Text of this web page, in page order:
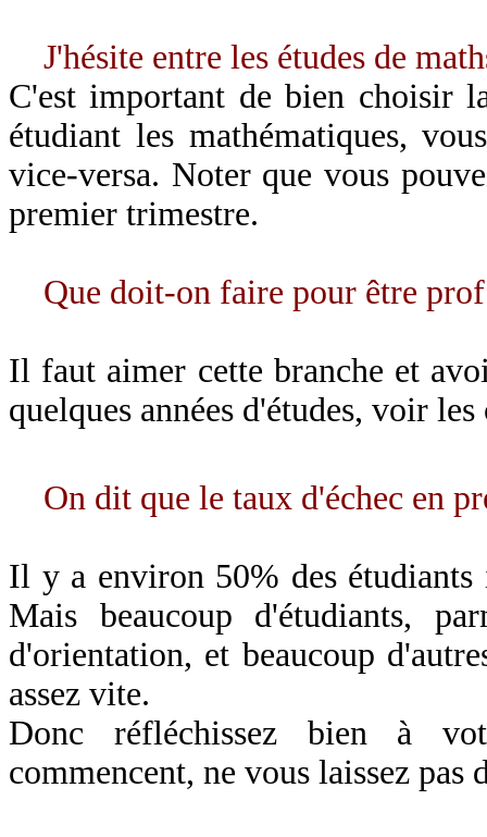
J'hésite entre les études de
C'est important de bien choisir
étudiant les mathématiques,
vice-versa. Noter que vous
premier trimestre.
Que doit-on faire pour être
Il faut aimer cette branche et
quelques années d'études, voir
On dit que le taux d'échec en
Il y a environ 50% des étudiants
Mais beaucoup d'étudiants,
d'orientation, et beaucoup
assez vite.
Donc réfléchissez bien à
commencent, ne vous laissez pas